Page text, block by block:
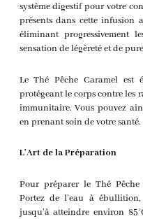
système digestif pour votre
présents dans cette infusion
éliminant progressivement
sensation de légèreté et de
Le Thé Pêche Caramel est
protégeant le corps contre les
immunitaire. Vous pouvez
en prenant soin de votre santé.
L’Art de la Préparation
Pour préparer le Thé Pêche
Portez de l’eau à
jusqu’à atteindre environ